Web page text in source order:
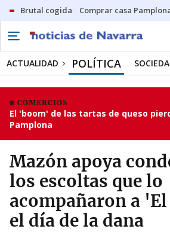
Brutal cogida Comprar casa
ACTUALIDAD POLÍTICA
COMERCIOS
El 'boom' de las tartas de queso
Pamplona
Mazón apoya
los escoltas que lo
acompañaron a
el día de la dana